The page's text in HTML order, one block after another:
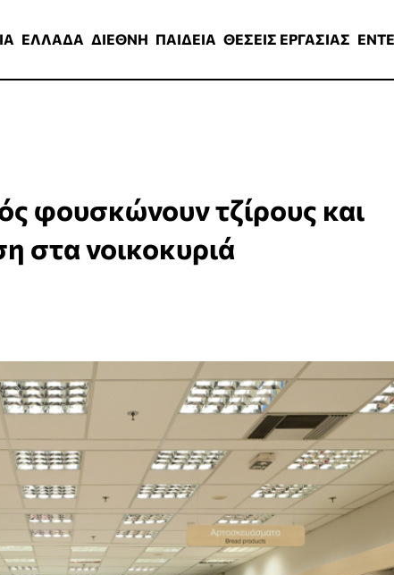
ΕΛΛΑΔΑ ΔΙΕΘΝΗ ΠΑΙΔΕΙΑ ΘΕΣΕΙΣ ΕΡΓΑΣΙΑΣ
φουσκώνουν τζίρους και
στα νοικοκυριά